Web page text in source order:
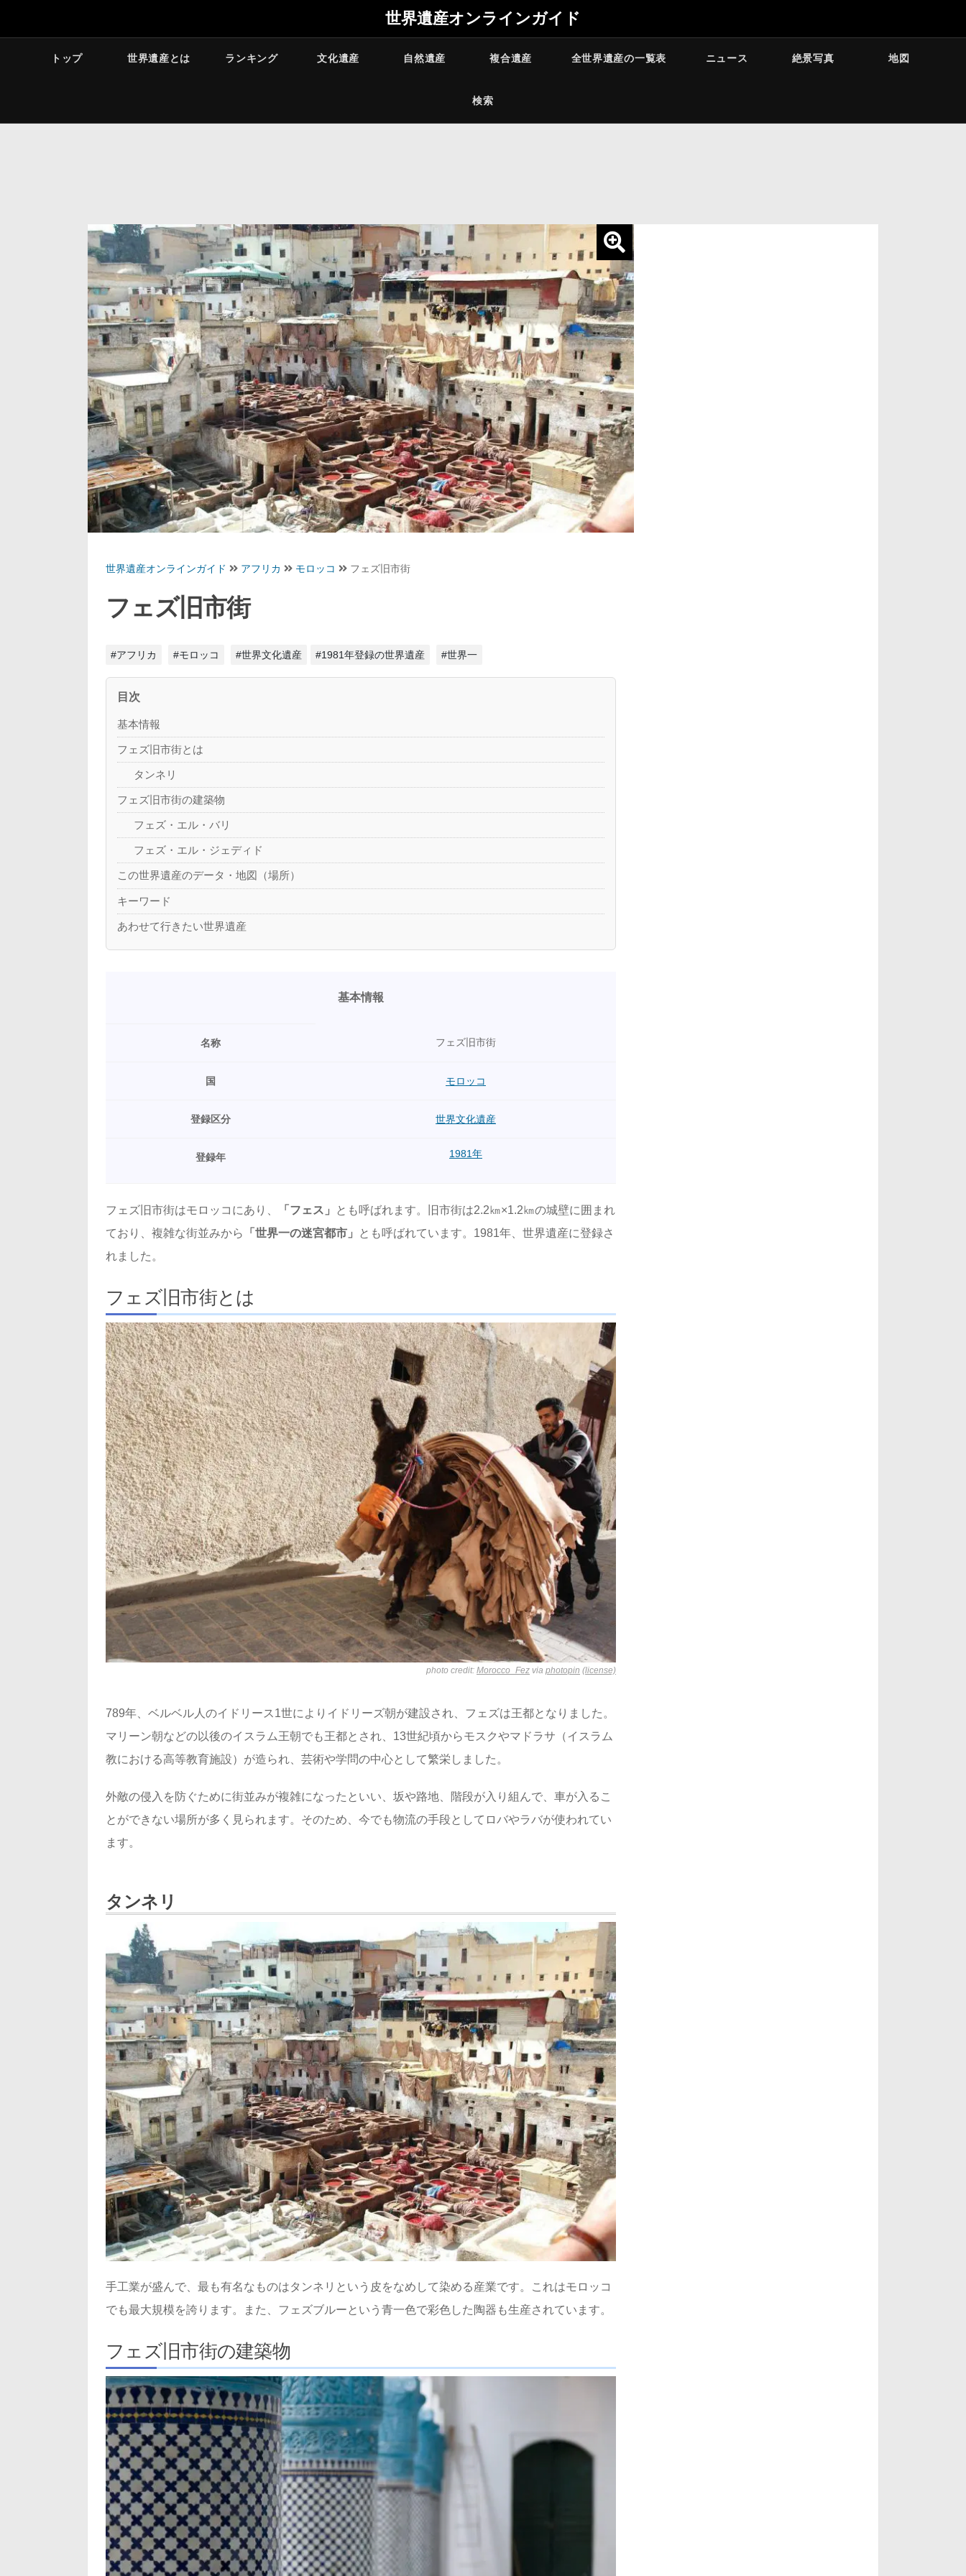
世界遺産オンラインガイド
トップ 世界遺産とは ランキング 文化遺産 自然遺産 複合遺産 全世界遺産の一覧表 ニュース 絶景写真 地図
検索
世界遺産オンラインガイド アフリカ モロッコ フェズ旧市街
フェズ旧市街
#アフリカ #モロッコ #世界文化遺産 #1981年登録の世界遺産 #世界一
目次
基本情報
フェズ旧市街とは
タンネリ
フェズ旧市街の建築物
フェズ・エル・バリ
フェズ・エル・ジェディド
この世界遺産のデータ・地図（場所）
キーワード
あわせて行きたい世界遺産
基本情報
名称 フェズ旧市街
国 モロッコ
登録区分 世界文化遺産
登録年 1981年
フェズ旧市街はモロッコにあり、 「フェス」
とも呼ばれます。旧市街は2.2㎞×1.2㎞の城壁に囲まれ
ており、複雑な街並みから
「世界一の迷宮都市」
とも呼ばれています。1981年、世界遺産に登録さ
れました。
フェズ旧市街とは
photo credit: Morocco_Fez via photopin (license)
789年、ベルベル人のイドリース1世によりイドリーズ朝が建設され、フェズは王都となりました。
マリーン朝などの以後のイスラム王朝でも王都とされ、13世紀頃からモスクやマドラサ（イスラム
教における高等教育施設）が造られ、芸術や学問の中心として繁栄しました。
外敵の侵入を防ぐために街並みが複雑になったといい、坂や路地、階段が入り組んで、車が入るこ
とができない場所が多く見られます。そのため、今でも物流の手段としてロバやラバが使われてい
ます。
タンネリ
手工業が盛んで、最も有名なものはタンネリという皮をなめして染める産業です。これはモロッコ
でも最大規模を誇ります。また、フェズブルーという青一色で彩色した陶器も生産されています。
フェズ旧市街の建築物